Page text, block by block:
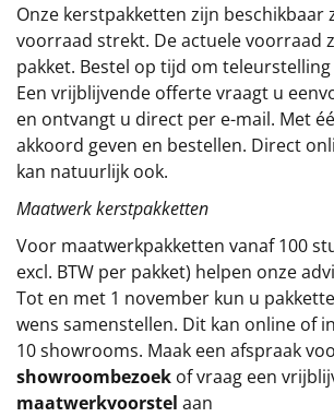
Kerstgeschenken 2026
Relatiegeschenken
Cadeaubon
Alle overige
Onze kerstpakketten zijn beschikbaar
voorraad strekt. De actuele voorraad
pakket. Bestel op tijd om
Een vrijblijvende offerte vraagt u
en ontvangt u direct per e-mail. Met
akkoord geven en bestellen. Direct
kan natuurlijk ook.
Maatwerk kerstpakketten
Voor maatwerkpakketten vanaf 100
excl. BTW per pakket) helpen onze
Tot en met 1 november kun u
wens samenstellen. Dit kan online of
10 showrooms. Maak een afspraak
showroombezoek of vraag een
maatwerkvoorstel aan